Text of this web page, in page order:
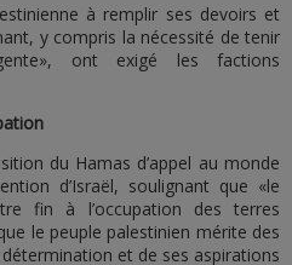
à remplir ses devoirs et
y compris la nécessité de tenir
ont exigé les factions
du Hamas d’appel au monde
d’Israël, soulignant que «le
fin à l’occupation des terres
le peuple palestinien mérite des
et de ses aspirations